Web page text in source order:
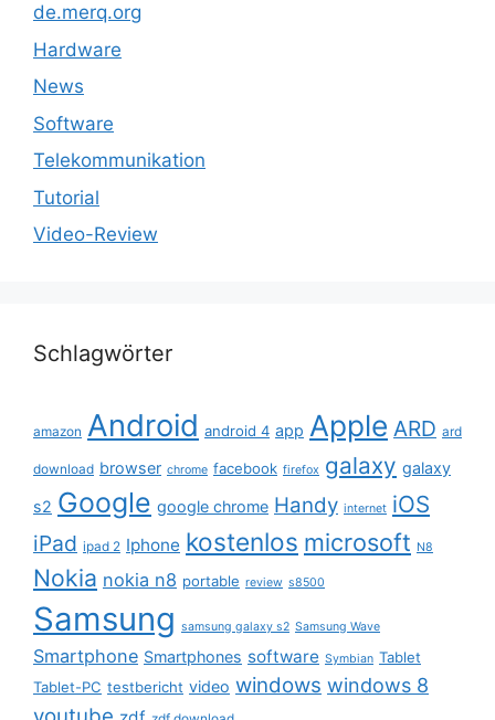
de.merq.org
Hardware
News
Software
Telekommunikation
Tutorial
Video-Review
Schlagwörter
amazon Android android 4 app Apple ARD ard
download browser chrome facebook firefox galaxy galaxy
s2 Google google chrome Handy internet iOS
iPad ipad 2 Iphone kostenlos microsoft N8
Nokia nokia n8 portable review s8500
Samsung samsung galaxy s2 Samsung Wave
Smartphone Smartphones software Symbian Tablet
Tablet-PC testbericht video windows windows 8